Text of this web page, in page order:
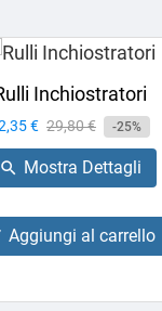
Inchiostratori
€ Prezzo
base
29,80 € -25%
 Mostra Dettagli
Aggiungi al carrello